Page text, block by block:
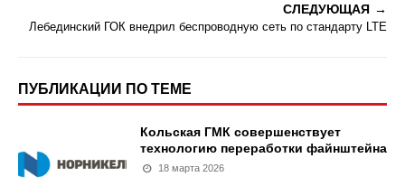
СЛЕДУЮЩАЯ
Лебединский ГОК внедрил беспроводную сеть по стандарту LTE
ПУБЛИКАЦИИ ПО ТЕМЕ
Кольская ГМК совершенствует
технологию переработки файнштейна
18 марта 2026